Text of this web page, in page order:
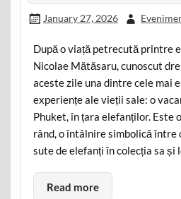
January 27, 2026
După o viață petrecută printre
Nicolae Mătăsaru, cunoscut
aceste zile una dintre cele mai
experiențe ale vieții sale: o
Phuket, în țara elefanților. Este
rând, o întâlnire simbolică între
sute de elefanți în colecția sa și
Read more